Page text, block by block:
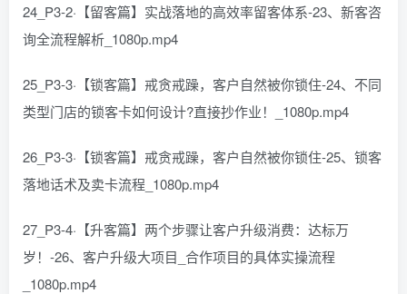
24_P3-2·【留客篇】实战落地的高效率留客体系-23、新客咨
询全流程解析_1080p.mp4
25_P3-3·【锁客篇】戒贪戒躁，客户自然被你锁住-24、不同
类型门店的锁客卡如何设计?直接抄作业！_1080p.mp4
26_P3-3·【锁客篇】戒贪戒躁，客户自然被你锁住-25、锁客
落地话术及卖卡流程_1080p.mp4
27_P3-4·【升客篇】两个步骤让客户升级消费：达标万
岁！-26、客户升级大项目_合作项目的具体实操流程
_1080p.mp4